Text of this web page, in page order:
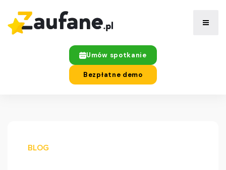
Umów spotkanie
Bezpłatne demo
BLOG